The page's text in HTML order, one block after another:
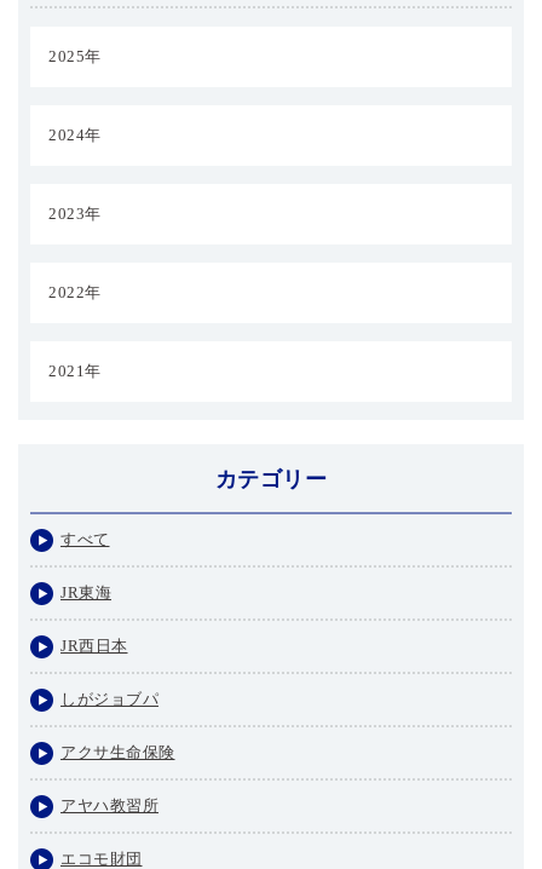
2025年
2024年
2023年
2022年
2021年
カテゴリー
すべて
JR東海
JR西日本
しがジョブパ
アクサ生命保険
アヤハ教習所
エコモ財団